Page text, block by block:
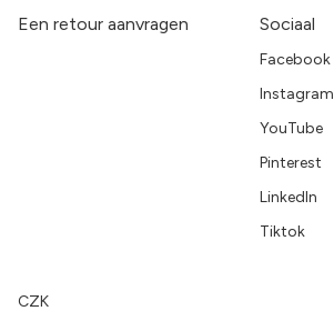
Een retour aanvragen Sociaal
Facebook
Instagram
YouTube
Pinterest
LinkedIn
Tiktok
CZK